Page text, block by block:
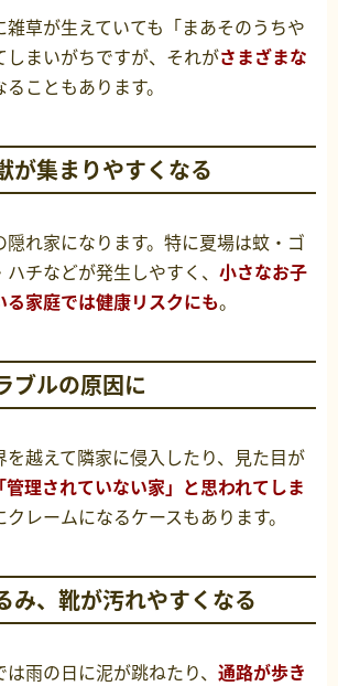
草が生えていても「まあそのうちや
しまいがちですが、それがさまざまな
ることもあります。
が集まりやすくなる
れ家になります。特に夏場は蚊・ゴ
チなどが発生しやすく、 小さなお子
る家庭では健康リスクにも。
ブルの原因に
を越えて隣家に侵入したり、見た目が
「管理されていない家」と思われてしま
レームになるケースもあります。
み、靴が汚れやすくなる
雨の日に泥が跳ねたり、 通路が歩き